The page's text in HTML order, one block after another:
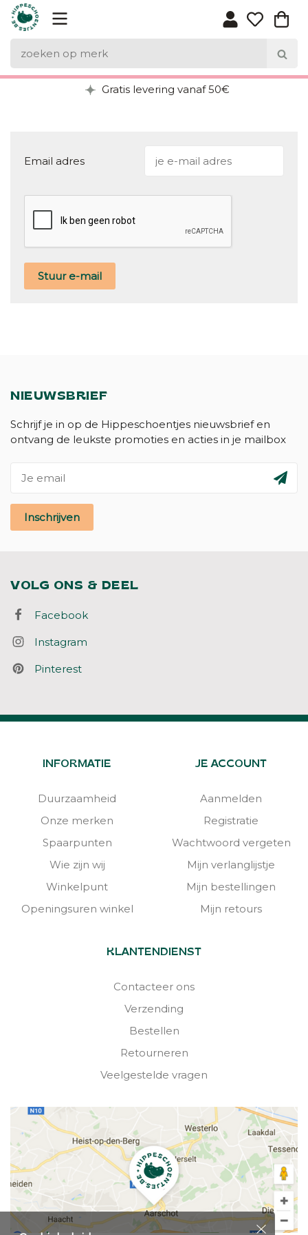
Gratis levering vanaf 50€
Email adres
NIEUWSBRIEF
Schrijf je in op de Hippeschoentjes nieuwsbrief en
ontvang de leukste promoties en acties in je mailbox
Inschrijven
VOLG ONS & DEEL
Facebook
Instagram
Pinterest
INFORMATIE
Duurzaamheid
Onze merken
Spaarpunten
Wie zijn wij
Winkelpunt
Openingsuren winkel
JE ACCOUNT
Aanmelden
Registratie
Wachtwoord vergeten
Mijn verlanglijstje
Mijn bestellingen
Mijn retours
KLANTENDIENST
Contacteer ons
Verzending
Bestellen
Retourneren
Veelgestelde vragen